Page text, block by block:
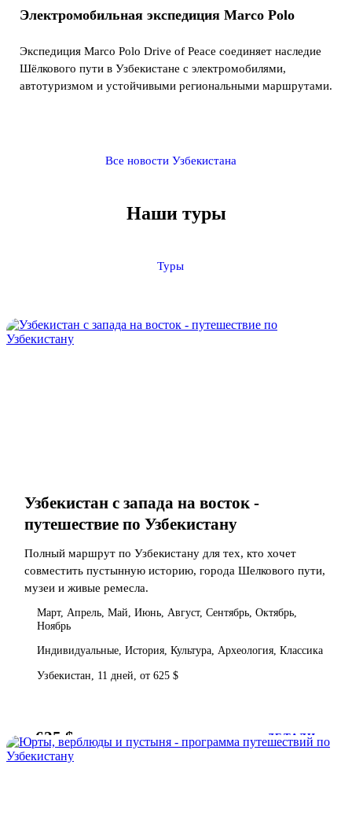
Электромобильная экспедиция Marco Polo
Экспедиция Marco Polo Drive of Peace соединяет наследие
Шёлкового пути в Узбекистане с электромобилями,
автотуризмом и устойчивыми региональными маршрутами.
Все новости Узбекистана
Наши туры
Туры
Узбекистан с запада на восток -
путешествие по Узбекистану
Полный маршрут по Узбекистану для тех, кто хочет
совместить пустынную историю, города Шелкового пути,
музеи и живые ремесла.
Март, Апрель, Май, Июнь, Август, Сентябрь, Октябрь,
Ноябрь
Индивидуальные, История, Культура, Археология, Классика
Узбекистан, 11 дней, от 625 $
от625 $ ДЕТАЛИ